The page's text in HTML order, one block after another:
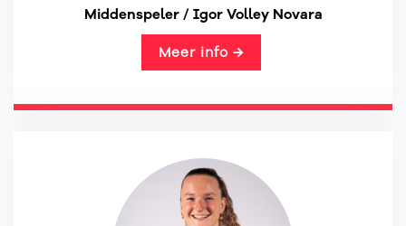
Middenspeler / Igor Volley Novara
Meer info →